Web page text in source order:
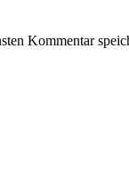
Kommentar